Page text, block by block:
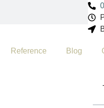
Reference Blog